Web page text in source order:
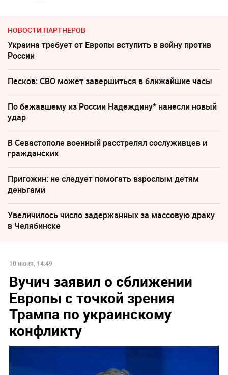
НОВОСТИ ПАРТНЕРОВ
Украина требует от Европы вступить в войну против
России
Песков: СВО может завершиться в ближайшие часы
По бежавшему из России Надеждину* нанесли новый
удар
В Севастополе военный расстрелял сослуживцев и
гражданских
Пригожин: не следует помогать взрослым детям
деньгами
Увеличилось число задержанных за массовую драку
в Челябинске
10 июня, 14:49
Вучич заявил о сближении
Европы с точкой зрения
Трампа по украинскому
конфликту